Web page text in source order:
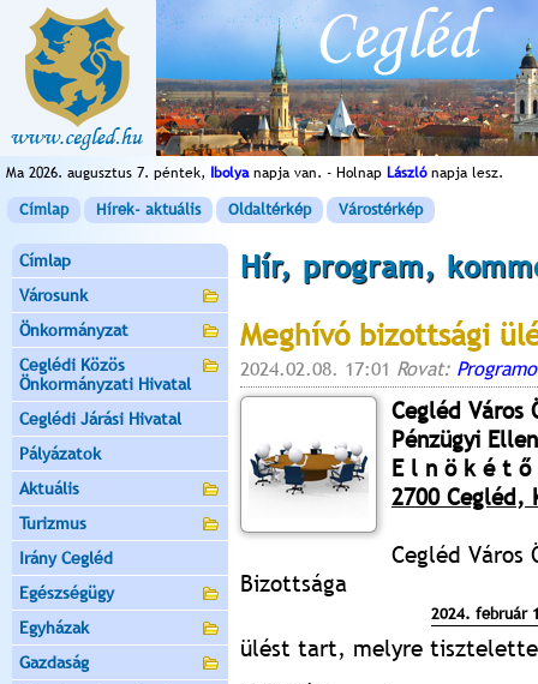
Ma 2026. augusztus 7. péntek, Ibolyanapja van. - Holnap Lászlónapja lesz.
Címlap Hírek- aktuális Oldaltérkép Várostérkép
Címlap
Városunk
Önkormányzat
Ceglédi Közös
Önkormányzati Hivatal
Ceglédi Járási Hivatal
Pályázatok
Aktuális
Turizmus
Irány Cegléd
Egészségügy
Egyházak
Gazdaság
Hír, program,
Meghívó bizottsági
2024.02.08. 17:01 Rovat:
Cegléd Város
Pénzügyi
E l n ö k é t ő
2700 Cegléd,
Cegléd Város
Bizottsága
2024. február
ülést tart, melyre